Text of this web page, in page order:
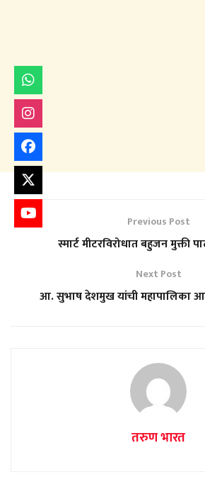
Previous Post
स्मार्ट मीटरविरोधात बहुजन मुक्ती
Next Post
आ. सुभाष देशमुख यांची महापालिका
तरुण भारत